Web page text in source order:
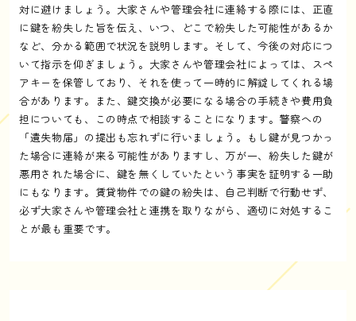
対に避けましょう。大家さんや管理会社に連絡する際には、正直
に鍵を紛失した旨を伝え、いつ、どこで紛失した可能性があるか
など、分かる範囲で状況を説明します。そして、今後の対応につ
いて指示を仰ぎましょう。大家さんや管理会社によっては、スペ
アキーを保管しており、それを使って一時的に解錠してくれる場
合があります。また、鍵交換が必要になる場合の手続きや費用負
担についても、この時点で相談することになります。警察への
「遺失物届」の提出も忘れずに行いましょう。もし鍵が見つかっ
た場合に連絡が来る可能性がありますし、万が一、紛失した鍵が
悪用された場合に、鍵を無くしていたという事実を証明する一助
にもなります。賃貸物件での鍵の紛失は、自己判断で行動せず、
必ず大家さんや管理会社と連携を取りながら、適切に対処するこ
とが最も重要です。